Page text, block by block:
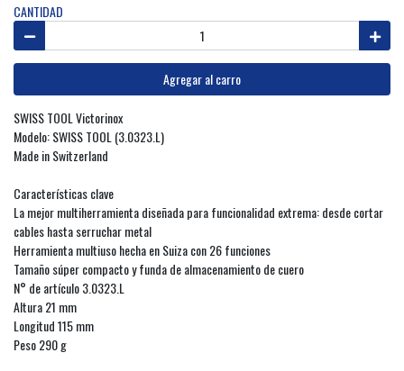
CANTIDAD
Agregar al carro
SWISS TOOL Victorinox
Modelo: SWISS TOOL (3.0323.L)
Made in Switzerland
Características clave
La mejor multiherramienta diseñada para funcionalidad extrema: desde cortar
cables hasta serruchar metal
Herramienta multiuso hecha en Suiza con 26 funciones
Tamaño súper compacto y funda de almacenamiento de cuero
N° de artículo 3.0323.L
Altura 21 mm
Longitud 115 mm
Peso 290 g